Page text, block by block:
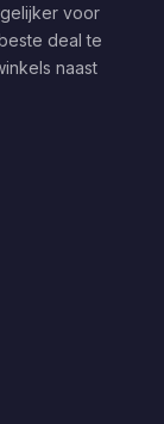
voor
deal te
naast